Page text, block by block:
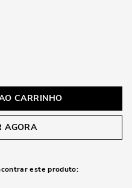
CARRINHO
AGORA
este produto: